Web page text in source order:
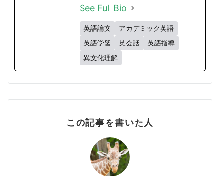
See Full Bio
英語論文
アカデミック英語
英語学習
英会話
英語指導
異文化理解
この記事を書いた人